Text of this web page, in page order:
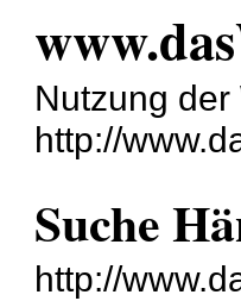
Nutzung
http://
Suche
http://